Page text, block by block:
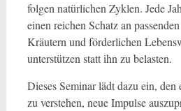
folgen natürlichen Zyklen. Jede
einen reichen Schatz an
Kräutern und förderlichen
unterstützen statt ihn zu belasten.
Dieses Seminar lädt dazu ein, den
zu verstehen, neue Impulse